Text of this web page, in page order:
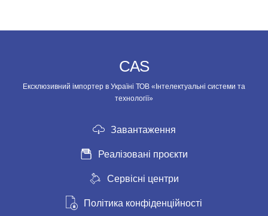
CAS
Ексклюзивний імпортер в Україні ТОВ «Інтелектуальні системи та
технології»
Завантаження
Реалізовані проєкти
Сервісні центри
Політика конфіденційності